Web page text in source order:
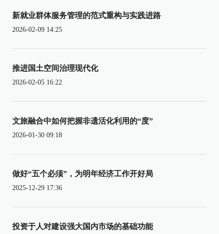
新就业群体服务管理的范式重构与实践进路
2026-02-09 14:25
推进国土空间治理现代化
2026-02-05 16:22
文旅融合中如何把握非遗活化利用的“度”
2026-01-30 09:18
做好“五个必须”，为明年经济工作开好局
2025-12-29 17:36
投资于人对建设强大国内市场的基础功能